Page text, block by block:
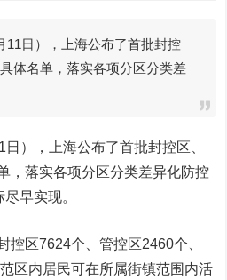
11日），上海公布了首批封控
体名单，落实各项分区分类差
），上海公布了首批封控区、
，落实各项分区分类差异化防控
早实现。
控区7624个、管控区2460个、
区内居民可在所属街镇范围内活